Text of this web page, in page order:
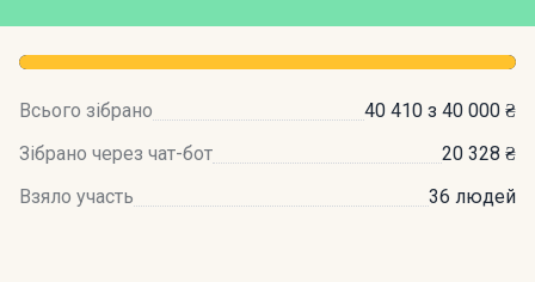
Всього зібрано
40 410 з 40 000 ₴
Зібрано через чат-бот
20 328 ₴
Взяло участь
36 людей